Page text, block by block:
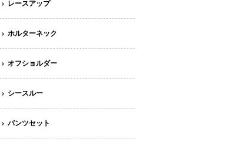
レースアップ
ホルターネック
オフショルダー
シースルー
パンツセット